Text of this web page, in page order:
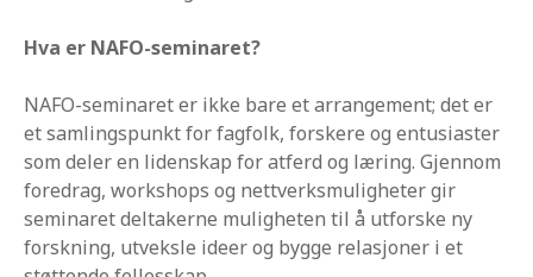
Hva er NAFO-seminaret?
NAFO-seminaret er ikke bare et arrangement; det er
et samlingspunkt for fagfolk, forskere og entusiaster
som deler en lidenskap for atferd og læring. Gjennom
foredrag, workshops og nettverksmuligheter gir
seminaret deltakerne muligheten til å utforske ny
forskning, utveksle ideer og bygge relasjoner i et